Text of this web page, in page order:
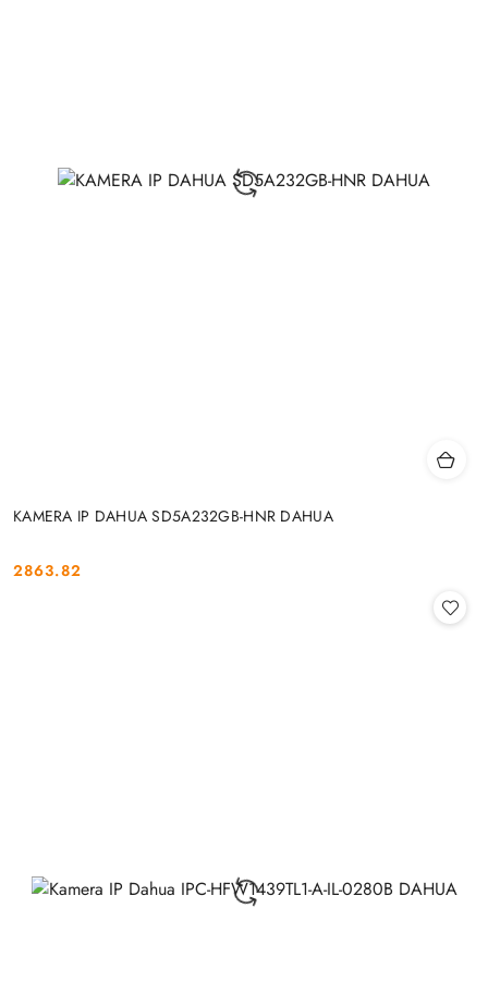
KAMERA IP DAHUA SD5A232GB-HNR DAHUA
Cena:
2863.82